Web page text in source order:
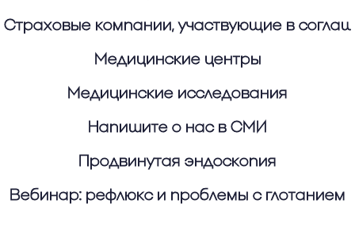
Страховые компании, участвующие в
Медицинские центры
Медицинские исследования
Напишите о нас в СМИ
Продвинутая эндоскопия
Вебинар: рефлюкс и проблемы с глотанием